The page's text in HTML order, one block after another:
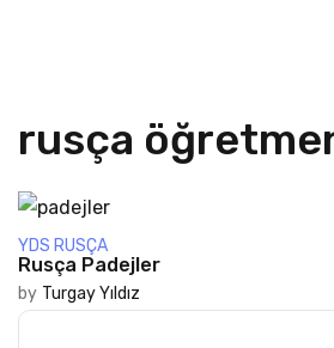
rusça
YDS RUSÇA
Rusça Padejler
by Turgay Yıldız